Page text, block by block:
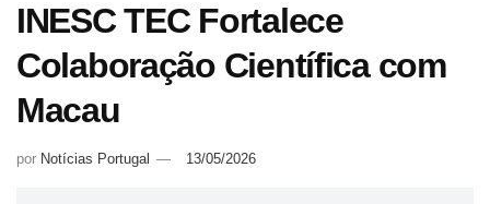
INESC TEC Fortalece
Colaboração Científica com
Macau
por Notícias Portugal 13/05/2026